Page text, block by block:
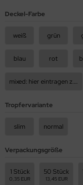
Deckel-Farbe
weiß grün
blau rot
mixed: hier eintragen z.B 50rot, 50blau, usw.
Tropfervariante
slim normal
Verpackungsgröße
1 Stück
0,35 EUR
50 Stück
13,45 EUR